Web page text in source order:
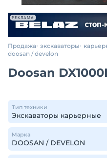
РЕКЛАМА
Продажа экскаваторы
doosan / develon
Doosan
Тип техники
Марка